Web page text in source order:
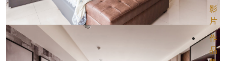
影
片
作
品